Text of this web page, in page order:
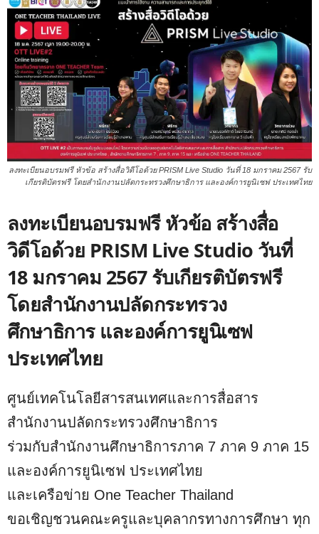
ลงทะเบียนอบรมฟรี หัวข้อ สร้างสื่อวิดีโอด้วย PRISM Live Studio วันที่ 18 มกราคม 2567 รับ
เกียรติบัตรฟรี โดยสำนักงานปลัดกระทรวงศึกษาธิการ และองค์การยูนิเซฟ ประเทศไทย
ลงทะเบียนอบรมฟรี หัวข้อ สร้างสื่อ
วิดีโอด้วย PRISM Live Studio วันที่
18 มกราคม 2567 รับเกียรติบัตรฟรี
โดยสำนักงานปลัดกระทรวง
ศึกษาธิการ และองค์การยูนิเซฟ
ประเทศไทย
ศูนย์เทคโนโลยีสารสนเทศและการสื่อสาร
สำนักงานปลัดกระทรวงศึกษาธิการ
ร่วมกับสำนักงานศึกษาธิการภาค 7 ภาค 9 ภาค 15
และองค์การยูนิเซฟ ประเทศไทย
และเครือข่าย One Teacher Thailand
ขอเชิญชวนคณะครูและบุคลากรทางการศึกษา ทุก